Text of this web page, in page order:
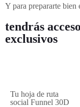
Y para prepararte bien
tendrás
exclusivos
Tu hoja de ruta
social Funnel 30D